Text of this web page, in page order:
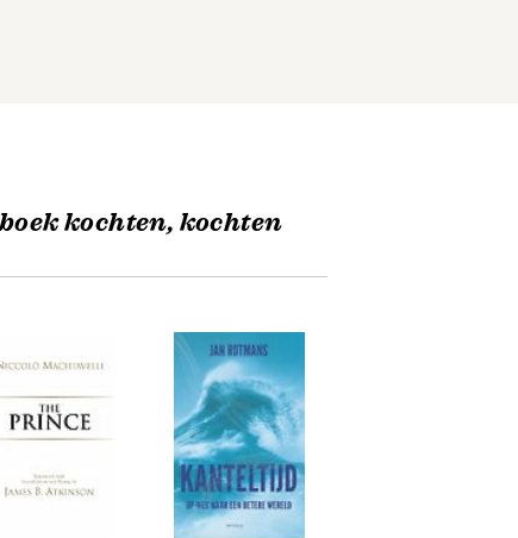
kochten, kochten